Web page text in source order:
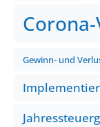
Gewinn- und